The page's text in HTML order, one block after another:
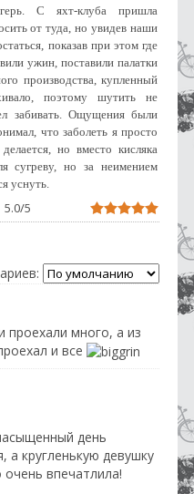
С яхт-клуба пришла
от туда, но увидев наши
показав при этом где
ужин, поставили палатки
производства, купленный
поэтому шутить не
забивать. Ощущения были
что заболеть я просто
но вместо кисляка
сугреву, но за неимением
уснуть.
5.0/5
проехали много, а из
и все
день
а кругленькую девушку
очень впечатлила!